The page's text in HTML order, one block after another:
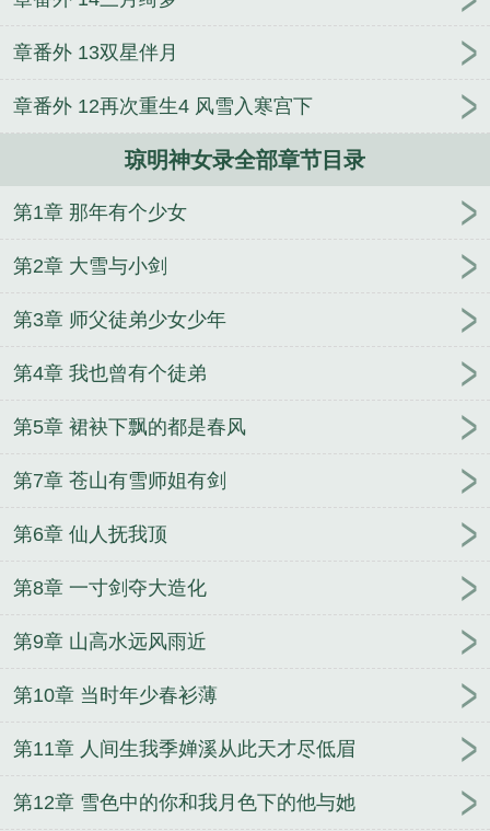
章番外 13双星伴月
章番外 12再次重生4 风雪入寒宫下
琼明神女录全部章节目录
第1章 那年有个少女
第2章 大雪与小剑
第3章 师父徒弟少女少年
第4章 我也曾有个徒弟
第5章 裙袂下飘的都是春风
第7章 苍山有雪师姐有剑
第6章 仙人抚我顶
第8章 一寸剑夺大造化
第9章 山高水远风雨近
第10章 当时年少春衫薄
第11章 人间生我季婵溪从此天才尽低眉
第12章 雪色中的你和我月色下的他与她